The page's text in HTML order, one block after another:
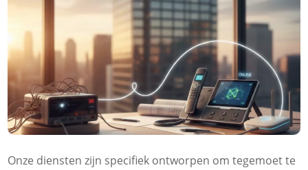
Onze diensten zijn specifiek ontworpen om tegemoet te